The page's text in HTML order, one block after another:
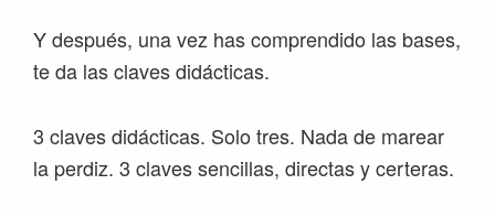
Y después, una vez has comprendido las bases,
te da las claves didácticas.
3 claves didácticas. Solo tres. Nada de marear
la perdiz. 3 claves sencillas, directas y certeras.